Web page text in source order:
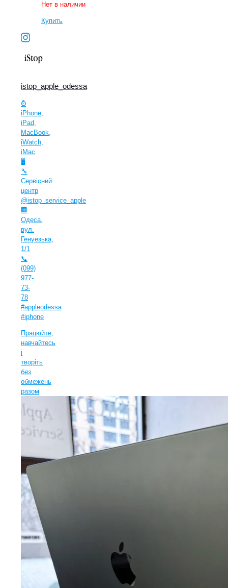
Нет в наличии
Купить
istop_apple_odessa
⌚️
iPhone,
iPad,
MacBook,
iWatch,
iMac
🖥
🔧
Сервісний
центр
@istop_service_apple
🏢
Одеса,
вул.
Генуезька,
1/1
📞
(099)
977-
73-
78
#appleodessa
#iphone
Працюйте,
навчайтесь
і
творіть
без
обмежень
разом